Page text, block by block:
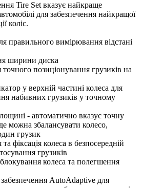
Tire Set вказує найкраще
для забезпечення найкращої
коліс.
правильного вимірювання відстані
ширини диска
позиціонування грузиків на
у верхній частині колеса для
набивних грузиків у точному
- автоматично вказує точну
можна збалансувати колесо,
грузик
фіксація колеса в безпосередній
грузиків
колеса та полегшення
AutoAdaptive для